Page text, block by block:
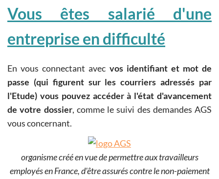
Vous êtes salarié d'une
entreprise en difficulté
En vous connectant avec vos identifiant et mot de
passe (qui figurent sur les courriers adressés par
l'Etude) vous pouvez accéder à l'état d'avancement
de votre dossier, comme le suivi des demandes AGS
vous concernant.
organisme créé en vue de permettre aux travailleurs
employés en France, d'être assurés contre le non-paiement